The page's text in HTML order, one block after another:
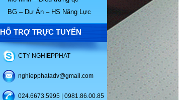
BG – Dự Án – HS Năng Lực
HỖ TRỢ TRỰC TUYẾN
CTY NGHIEPPHAT
nghiepphatadv@gmail.com
024.6673.5995 | 0981.86.00.85